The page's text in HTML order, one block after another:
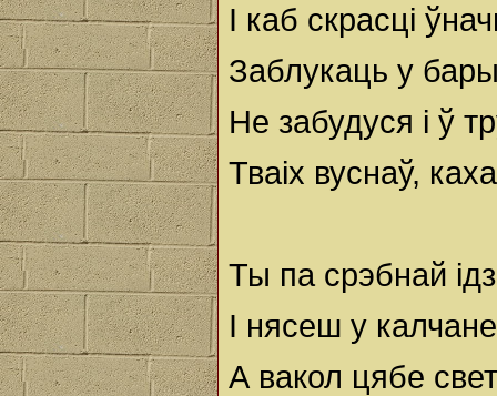
І каб скрасці
Заблукаць у
Не забудуся і ў
Тваіх вуснаў,
Ты па срэбнай
І нясеш у
А вакол цябе